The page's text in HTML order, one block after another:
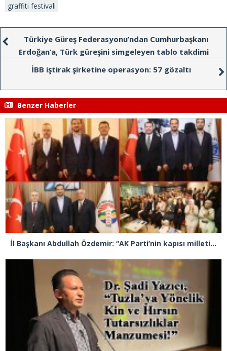
graffiti festivali
Türkiye Güreş Federasyonu’ndan Cumhurbaşkanı
Erdoğan’a, Türk güreşini simgeleyen tablo takdimi
İBB iştirak şirketine operasyon: 57 gözaltı
Benzer Haberler
İl Başkanı Abdullah Özdemir: “AK Parti’nin kapısı milletine hizmet etmek isteyen herkese açıktır”